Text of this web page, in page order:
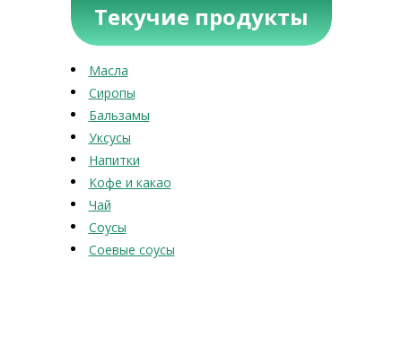
Текучие продукты
Масла
Сиропы
Бальзамы
Уксусы
Напитки
Кофе и какао
Чай
Соусы
Соевые соусы